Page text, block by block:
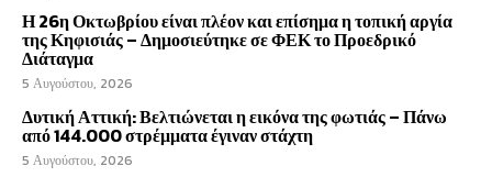
Η 26η Οκτωβρίου είναι πλέον και επίσημα η τοπική αργία
της Κηφισιάς – Δημοσιεύτηκε σε ΦΕΚ το Προεδρικό
Διάταγμα
5 Αυγούστου, 2026
Δυτική Αττική: Βελτιώνεται η εικόνα της φωτιάς – Πάνω
από 144.000 στρέμματα έγιναν στάχτη
5 Αυγούστου, 2026